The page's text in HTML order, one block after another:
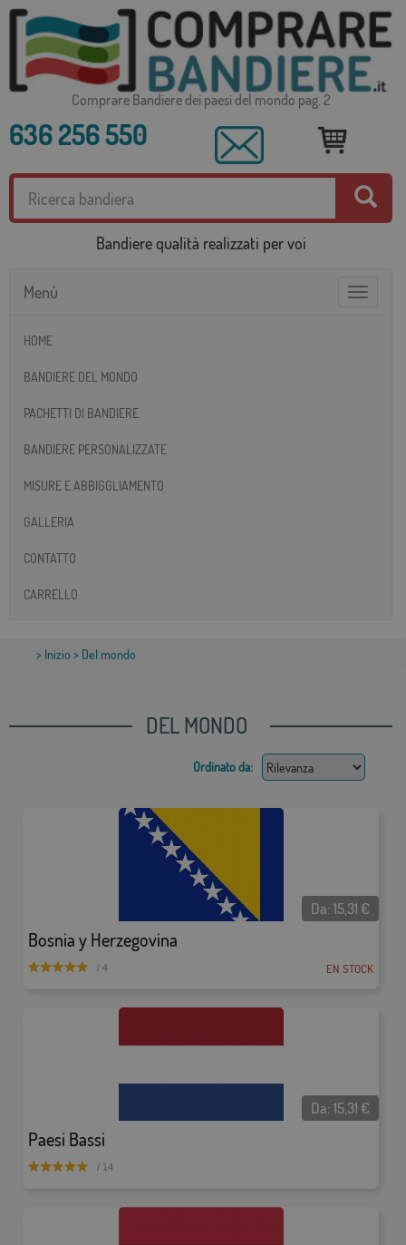
Comprare Bandiere dei paesi del mondo pag. 2
636 256 550
Bandiere qualità realizzati per voi
Toggle
Menú
HOME
BANDIERE DEL MONDO
PACHETTI DI BANDIERE
BANDIERE PERSONALIZZATE
MISURE E ABBIGGLIAMENTO
GALLERIA
CONTATTO
CARRELLO
> Inizio > Del mondo
DEL MONDO
Ordinato da:
Bosnia y Herzegovina
Da:15,31 €
/ 4 EN STOCK
Paesi Bassi
Da:15,31 €
/ 14